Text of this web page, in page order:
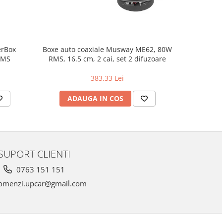
Boxe auto coaxiale Musway ME62, 80W
RMS, 16.5 cm, 2 cai, set 2 difuzoare
383,33 Lei
ADAUGA IN COS
CLIENTI
0763 151 151